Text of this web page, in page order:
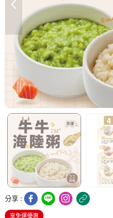
分享 :
享免運優惠